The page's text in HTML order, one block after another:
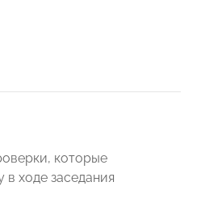
которые
ходе заседания